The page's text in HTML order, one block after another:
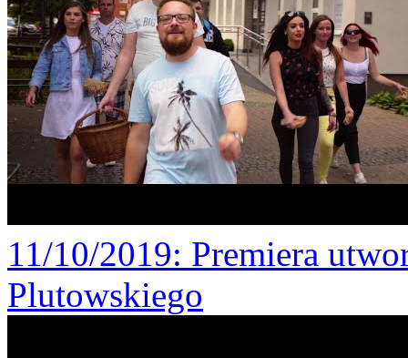
11/10/2019: Premiera
Plutowskiego